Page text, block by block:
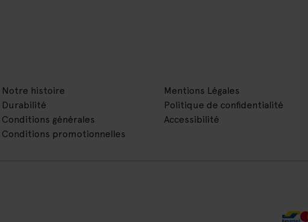
Notre histoire
Durabilité
Conditions générales
Conditions promotionnelles
Mentions Légales
Politique de confidentialité
Accessibilité